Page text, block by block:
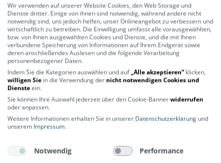
dich.
ABONNIEREN
ÜBER UNS
Lerne uns kennen
SERVICE
Versandkosten
Wir verwenden auf unserer Website Cookies, den Web Storage und
Dienste dritter. Einige von ihnen sind notwendig, während andere nicht
notwendig sind, uns jedoch helfen, unser Onlineangebot zu verbessern und
wirtschaftlich zu betreiben. Die Einwilligung umfasst alle vorausgewählten,
bzw. von Ihnen ausgewählten Cookies und Dienste, und die mit Ihnen
verbundene Speicherung von Informationen auf Ihrem Endgerät sowie
deren anschließendes Auslesen und die folgende Verarbeitung
personenbezogener Daten.
Indem Sie die Kategorien auswählen und auf„Alle akzeptieren“klicken,
willigen Sie in die Verwendung der nicht notwendigen Cookies und
Diensteein.
Sie können Ihre Auswahl jederzeit über den Cookie-Bannerwiderrufen
oder anpassen.
Weitere Informationen erhalten Sie in unserer Datenschutzerklärung und
unserem Impressum.
Notwendig
Performance